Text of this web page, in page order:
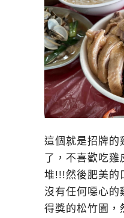
這個就是招牌的
了，不喜歡吃
堆!!!然後肥美的
沒有任何噁心的
得獎的松竹園，